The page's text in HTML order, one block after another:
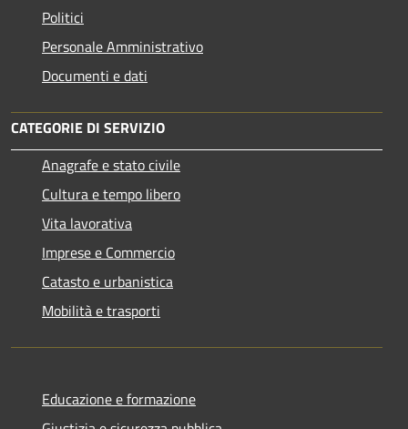
Politici
Personale Amministrativo
Documenti e dati
CATEGORIE DI SERVIZIO
Anagrafe e stato civile
Cultura e tempo libero
Vita lavorativa
Imprese e Commercio
Catasto e urbanistica
Mobilità e trasporti
Educazione e formazione